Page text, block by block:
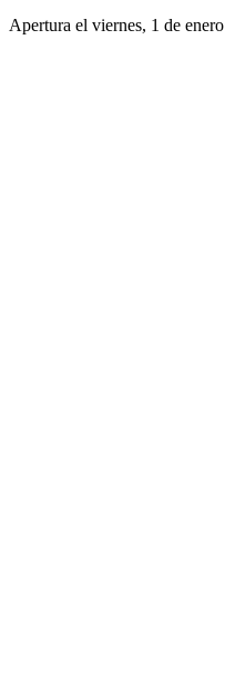
Apertura el viernes, 1 de enero